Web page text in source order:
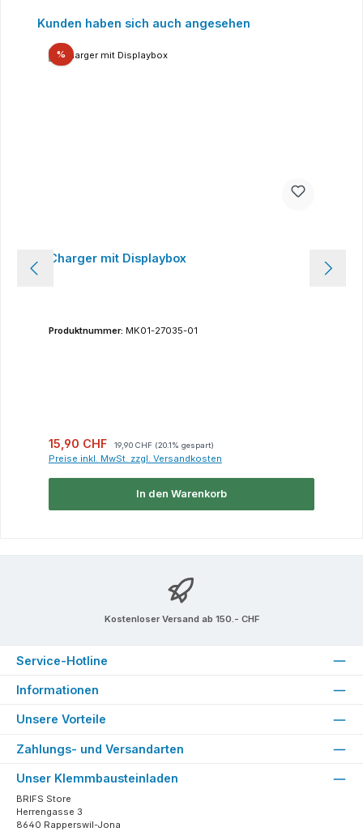
Produktgalerie überspringen
Kunden haben sich auch angesehen
%Rabatt
Charger mit Displaybox
Produktnummer: MK01-27035-01
Verkaufspreis:
15,90 CHF 19,90 CHF (20.1% gespart)
Preise inkl. MwSt. zzgl. Versandkosten
In den Warenkorb
Kostenloser Versand ab 150.- CHF
Service-Hotline
Informationen
Unsere Vorteile
Zahlungs- und Versandarten
Unser Klemmbausteinladen
BRIFS Store
Herrengasse 3
8640 Rapperswil-Jona